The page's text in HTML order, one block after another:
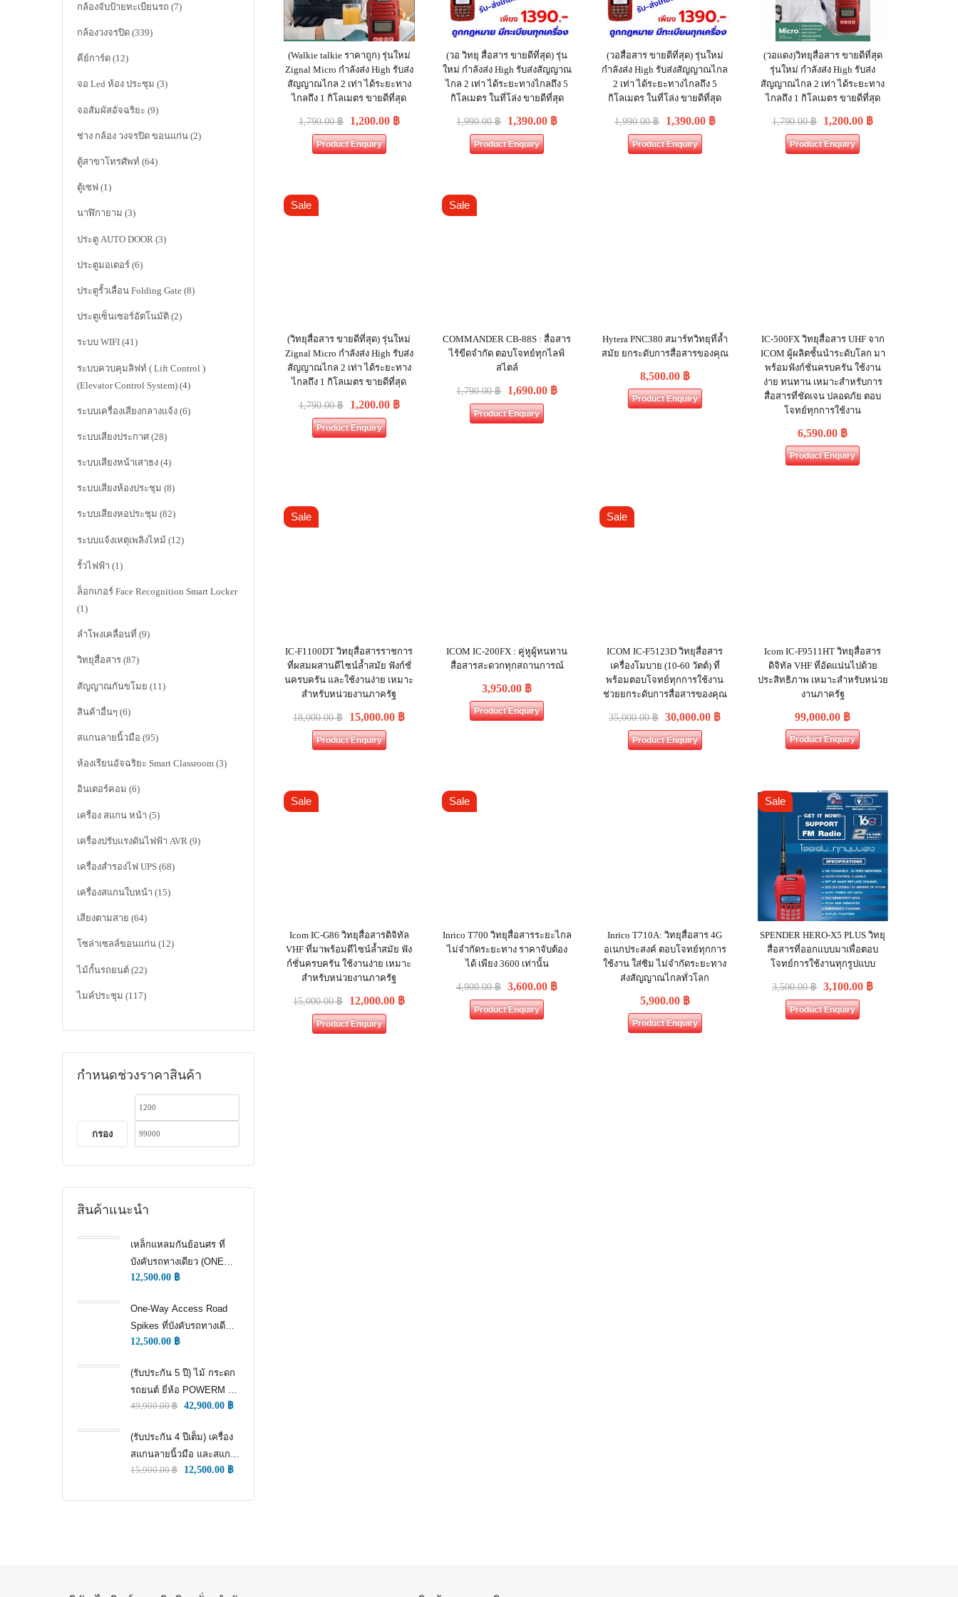
กล้องจับป้ายทะเบียนรถ (7)
กล้องวงจรปิด (339)
คีย์การ์ด (12)
จอ Led ห้อง ประชุม (3)
จอสัมผัสอัจฉริยะ (9)
ช่าง กล้อง วงจรปิด ขอนแก่น (2)
ตู้สาขาโทรศัพท์ (64)
ตู้เซฟ (1)
นาฬิกายาม (3)
ประตู AUTO DOOR (3)
ประตูมอเตอร์ (6)
ประตูรั้วเลื่อน Folding Gate (8)
ประตูเซ็นเซอร์อัตโนมัติ (2)
ระบบ WIFI (41)
ระบบควบคุมลิฟท์ ( Lift Control )
(Elevator Control System) (4)
ระบบเครื่องเสียงกลางแจ้ง (6)
ระบบเสียงประกาศ (28)
ระบบเสียงหน้าเสาธง (4)
ระบบเสียงห้องประชุม (8)
ระบบเสียงหอประชุม (82)
ระบบแจ้งเหตุเพลิงไหม้ (12)
รั้วไฟฟ้า (1)
ล็อกเกอร์ Face Recognition Smart Locker
(1)
ลำโพงเคลื่อนที่ (9)
วิทยุสื่อสาร (87)
สัญญาณกันขโมย (11)
สินค้าอื่นๆ (6)
สแกนลายนิ้วมือ (95)
ห้องเรียนอัจฉริยะ Smart Classroom (3)
อินเตอร์คอม (6)
เครื่อง สแกน หน้า (5)
เครื่องปรับแรงดันไฟฟ้า AVR (9)
เครื่องสำรองไฟ UPS (68)
เครื่องสแกนใบหน้า (15)
เสียงตามสาย (64)
โซล่าเซลล์ขอนแก่น (12)
ไม้กั้นรถยนต์ (22)
ไมค์ประชุม (117)
กำหนดช่วงราคาสินค้า
กรอง
สินค้าแนะนำ
เหล็กแหลมกันย้อนศร ที่
บังคับรถทางเดียว (ONE
WAY TRAFFIC
12,500.00 ฿
One-Way Access Road
Spikes ที่บังคับรถทางเดียว
(ONE WAY TRAFFIC
ล้อ)
12,500.00 ฿
(รับประกัน 5 ปี) ไม้ กระดก
รถยนต์ ยี่ห้อ POWERM รุ่น
9000 ทนทานสูงที่สุด อึด
49,900.00฿ 42,900.00 ฿
(รับประกัน 4 ปีเต็ม) เครื่อง
สแกนลายนิ้วมือ และสแกน
ใบหน้า สำหรับลงเวลา
15,900.00฿ 12,500.00 ฿
(Walkie talkie ราคาถูก) รุ่นใหม่
Zignal Micro กำลังส่ง High รับส่ง
สัญญาณไกล 2 เท่า ได้ระยะทาง
ไกลถึง 1 กิโลเมตร ขายดีที่สุด
1,790.00฿ 1,200.00 ฿
Product Enquiry
(วอ วิทยุ สื่อสาร ขายดีที่สุด) รุ่น
ใหม่ กำลังส่ง High รับส่งสัญญาณ
ไกล 2 เท่า ได้ระยะทางไกลถึง 5
กิโลเมตร ในที่โล่ง ขายดีที่สุด
1,990.00฿ 1,390.00 ฿
Product Enquiry
(วอสื่อสาร ขายดีที่สุด) รุ่นใหม่
กำลังส่ง High รับส่งสัญญาณไกล
2 เท่า ได้ระยะทางไกลถึง 5
กิโลเมตร ในที่โล่ง ขายดีที่สุด
1,990.00฿ 1,390.00 ฿
Product Enquiry
(วอแดง)วิทยุสื่อสาร ขายดีที่สุด
รุ่นใหม่ กำลังส่ง High รับส่ง
สัญญาณไกล 2 เท่า ได้ระยะทาง
ไกลถึง 1 กิโลเมตร ขายดีที่สุด
1,790.00฿ 1,200.00 ฿
Product Enquiry
Sale
(วิทยุสื่อสาร ขายดีที่สุด) รุ่นใหม่
Zignal Micro กำลังส่ง High รับส่ง
สัญญาณไกล 2 เท่า ได้ระยะทาง
ไกลถึง 1 กิโลเมตร ขายดีที่สุด
1,790.00฿ 1,200.00 ฿
Product Enquiry
Sale
COMMANDER CB-88S : สื่อสาร
ไร้ขีดจำกัด ตอบโจทย์ทุกไลฟ์
สไตล์
1,790.00฿ 1,690.00 ฿
Product Enquiry
Hytera PNC380 สมาร์ทวิทยุที่ล้ำ
สมัย ยกระดับการสื่อสารของคุณ
8,500.00 ฿
Product Enquiry
IC-500FX วิทยุสื่อสาร UHF จาก
ICOM ผู้ผลิตชั้นนำระดับโลก มา
พร้อมฟังก์ชั่นครบครัน ใช้งาน
ง่าย ทนทาน เหมาะสำหรับการ
สื่อสารที่ชัดเจน ปลอดภัย ตอบ
โจทย์ทุกการใช้งาน
6,590.00 ฿
Product Enquiry
Sale
IC-F1100DT วิทยุสื่อสารราชการ
ที่ผสมผสานดีไซน์ล้ำสมัย ฟังก์ชั่
นครบครัน และใช้งานง่าย เหมาะ
สำหรับหน่วยงานภาครัฐ
18,000.00฿ 15,000.00 ฿
Product Enquiry
ICOM IC-200FX : คู่หูผู้ทนทาน
สื่อสารสะดวกทุกสถานการณ์
3,950.00 ฿
Product Enquiry
Sale
ICOM IC-F5123D วิทยุสื่อสาร
เครื่องโมบาย (10-60 วัตต์) ที่
พร้อมตอบโจทย์ทุกการใช้งาน
ช่วยยกระดับการสื่อสารของคุณ
35,000.00฿ 30,000.00 ฿
Product Enquiry
Icom IC-F9511HT วิทยุสื่อสาร
ดิจิทัล VHF ที่อัดแน่นไปด้วย
ประสิทธิภาพ เหมาะสำหรับหน่วย
งานภาครัฐ
99,000.00 ฿
Product Enquiry
Sale
Icom IC-G86 วิทยุสื่อสารดิจิทัล
VHF ที่มาพร้อมดีไซน์ล้ำสมัย ฟัง
ก์ชั่นครบครัน ใช้งานง่าย เหมาะ
สำหรับหน่วยงานภาครัฐ
15,000.00฿ 12,000.00 ฿
Product Enquiry
Sale
Inrico T700 วิทยุสื่อสารระยะไกล
ไม่จำกัดระยะทาง ราคาจับต้อง
ได้ เพียง 3600 เท่านั้น
4,900.00฿ 3,600.00 ฿
Product Enquiry
Inrico T710A: วิทยุสื่อสาร 4G
อเนกประสงค์ ตอบโจทย์ทุกการ
ใช้งาน ใส่ซิม ไม่จำกัดระยะทาง
ส่งสัญญาณไกลทั่วโลก
5,900.00 ฿
Product Enquiry
Sale
SPENDER HERO-X5 PLUS วิทยุ
สื่อสารที่ออกแบบมาเพื่อตอบ
โจทย์การใช้งานทุกรูปแบบ
3,500.00฿ 3,100.00 ฿
Product Enquiry